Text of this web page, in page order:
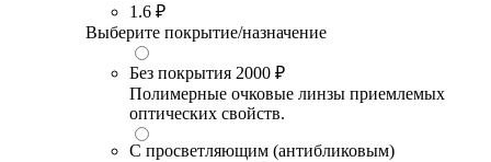
1.6 ₽
Выберите покрытие/назначение
Без покрытия 2000 ₽
Полимерные очковые линзы приемлемых
оптических свойств.
С просветляющим (антибликовым)